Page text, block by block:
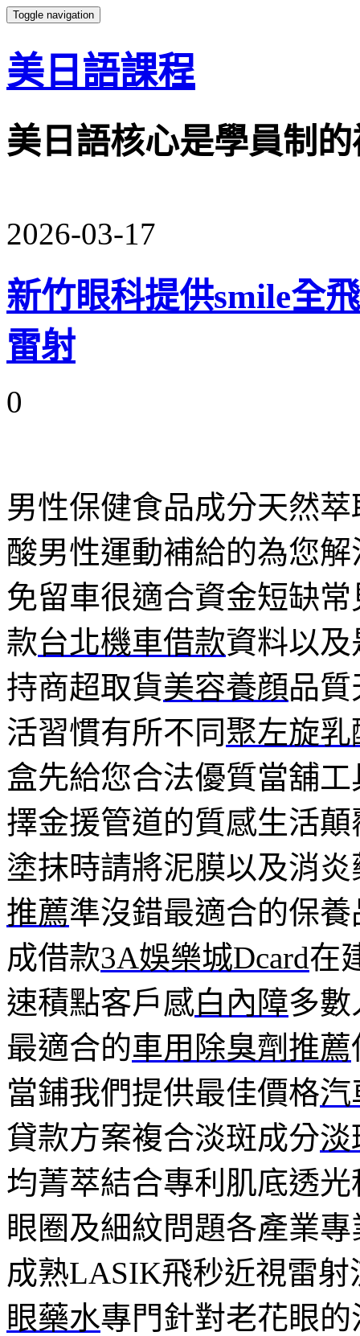
Toggle navigation
美日語課程
美日語核心是學員制
2026-03-17
新竹眼科提供smile全
雷射
0
男性保健食品成分天然萃
酸男性運動補給的為您
免留車很適合資金短缺
款台北機車借款資料以
持商超取貨美容養顔品
活習慣有所不同聚左旋乳
盒先給您合法優質當舖工
擇金援管道的質感生活
塗抹時請將泥膜以及消
推薦準沒錯最適合的保
成借款3A娛樂城Dcard在
速積點客戶感白內障多
最適合的車用除臭劑推薦
當鋪我們提供最佳價格汽
貸款方案複合淡斑成分淡
均菁萃結合專利肌底透光
眼圈及細紋問題各產業
成熟LASIK飛秒近視雷
眼藥水專門針對老花眼